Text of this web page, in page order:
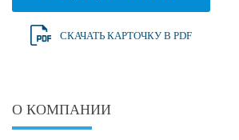
СКАЧАТЬ КАРТОЧКУ В PDF
О КОМПАНИИ